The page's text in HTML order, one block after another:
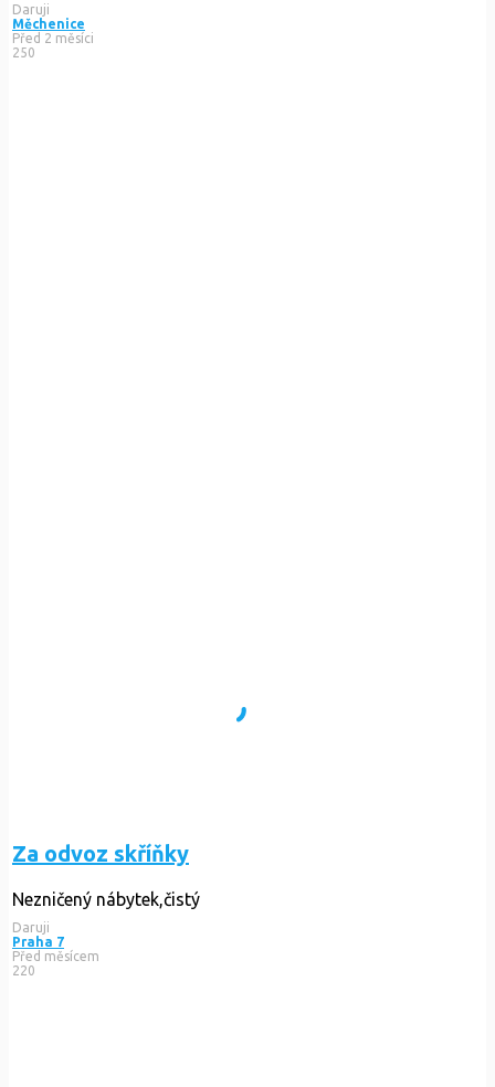
Daruji
Měchenice
Před 2 měsíci
250
Za odvoz skříňky
Nezničený nábytek,čistý
Daruji
Praha 7
Před měsícem
220